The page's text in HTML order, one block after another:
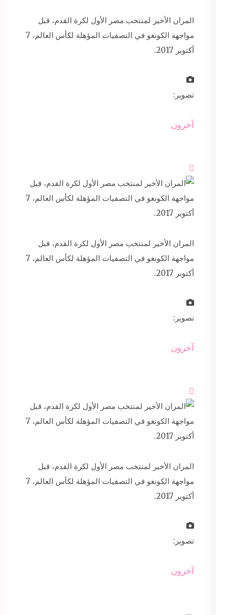
المران الأخير لمنتخب مصر الأول لكرة القدم، قبل
مواجهة الكونغو في التصفيات المؤهلة لكأس العالم، 7
أكتوبر 2017.
تصوير:
آخرون

المران الأخير لمنتخب مصر الأول لكرة القدم، قبل
مواجهة الكونغو في التصفيات المؤهلة لكأس العالم، 7
أكتوبر 2017.
تصوير:
آخرون

المران الأخير لمنتخب مصر الأول لكرة القدم، قبل
مواجهة الكونغو في التصفيات المؤهلة لكأس العالم، 7
أكتوبر 2017.
تصوير:
آخرون